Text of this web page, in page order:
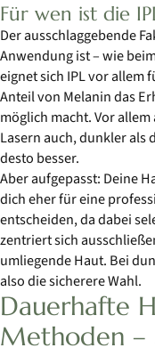
Für wen ist die
Der ausschlaggebende
Anwendung ist – wie
eignet sich IPL vor allem
Anteil von Melanin das
möglich macht. Vor
Lasern auch, dunkler als
desto besser.
Aber aufgepasst: Deine
dich eher für eine
entscheiden, da dabei
zentriert sich
umliegende Haut. Bei
also die sicherere Wahl.
Dauerhafte
Methoden –